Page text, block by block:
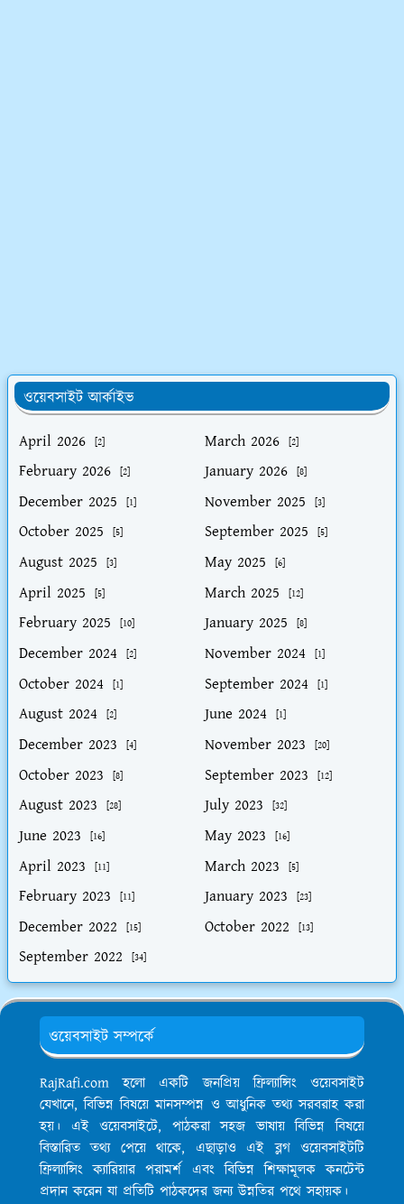
ওয়েবসাইট আর্কাইভ
April 2026
[2] March 2026 [2]
February 2026 [2] January 2026 [8]
December 2025 [1] November 2025 [3]
October 2025 [5] September 2025 [5]
August 2025 [3] May 2025 [6]
April 2025 [5] March 2025 [12]
February 2025 [10] January 2025 [8]
December 2024 [2] November 2024 [1]
October 2024 [1] September 2024 [1]
August 2024 [2] June 2024 [1]
December 2023 [4] November 2023 [20]
October 2023 [8] September 2023 [12]
August 2023 [28] July 2023 [32]
June 2023 [16] May 2023 [16]
April 2023 [11] March 2023 [5]
February 2023 [11] January 2023 [23]
December 2022 [15] October 2022 [13]
September 2022 [34]
ওয়েবসাইট সম্পর্কে
RajRafi.com হলো একটি জনপ্রিয় ফ্রিল্যান্সিং ওয়েবসাইট
যেখানে, বিভিন্ন বিষয়ে মানসম্পন্ন ও আধুনিক তথ্য সরবরাহ করা
হয়। এই ওয়েবসাইটে, পাঠকরা সহজ ভাষায় বিভিন্ন বিষয়ে
বিস্তারিত তথ্য পেয়ে থাকে, এছাড়াও এই ব্লগ ওয়েবসাইটটি
ফ্রিল্যান্সিং ক্যারিয়ার পরামর্শ এবং বিভিন্ন শিক্ষামূলক কনটেন্ট
প্রদান করেন যা প্রতিটি পাঠকদের জন্য উন্নতির পথে সহায়ক।